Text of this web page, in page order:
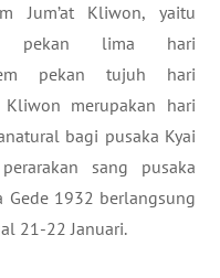
Jum’at Kliwon, yaitu
pekan lima hari
pekan tujuh hari
merupakan hari
bagi pusaka Kyai
sang pusaka
1932 berlangsung
21-22 Januari.